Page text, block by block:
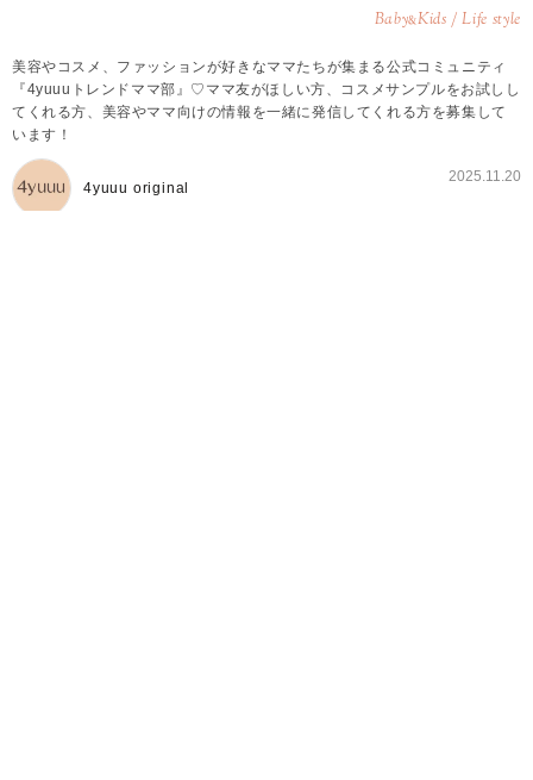
Baby&Kids / Life style
美容やコスメ、ファッションが好きなママたちが集まる公式コミュニティ
『4yuuuトレンドママ部』♡ママ友がほしい方、コスメサンプルをお試しし
てくれる方、美容やママ向けの情報を一緒に発信してくれる方を募集して
います！
4yuuu original
2025.11.20